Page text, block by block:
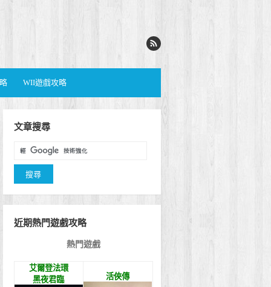
WII遊戲攻略
文章搜尋
近期熱門遊戲攻略
熱門遊戲
艾爾登法環
黑夜君臨
活俠傳